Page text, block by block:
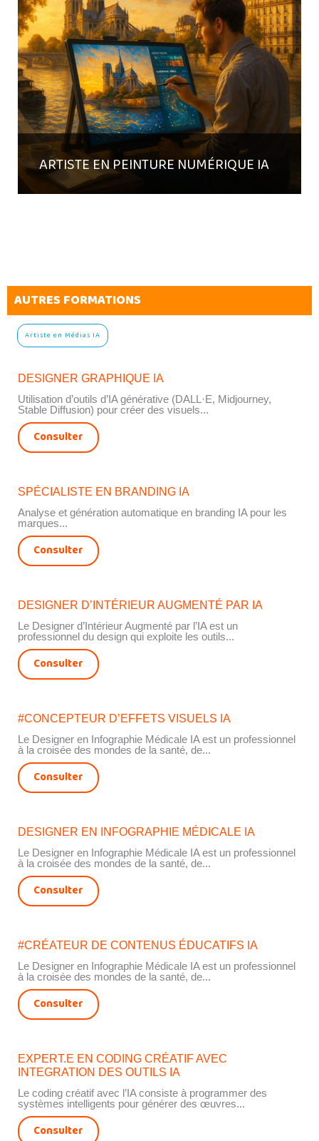
ARTISTE EN PEINTURE NUMÉRIQUE IA
AUTRES FORMATIONS
Artiste en Médias IA
DESIGNER GRAPHIQUE IA
Utilisation d’outils d’IA générative (DALL·E, Midjourney,
Stable Diffusion) pour créer des visuels...
Consulter
SPÉCIALISTE EN BRANDING IA
Analyse et génération automatique en branding IA pour les
marques...
Consulter
DESIGNER D’INTÉRIEUR AUGMENTÉ PAR IA
Le Designer d’Intérieur Augmenté par l’IA est un
professionnel du design qui exploite les outils...
Consulter
#CONCEPTEUR D’EFFETS VISUELS IA
Le Designer en Infographie Médicale IA est un professionnel
à la croisée des mondes de la santé, de...
Consulter
DESIGNER EN INFOGRAPHIE MÉDICALE IA
Le Designer en Infographie Médicale IA est un professionnel
à la croisée des mondes de la santé, de...
Consulter
#CRÉATEUR DE CONTENUS ÉDUCATIFS IA
Le Designer en Infographie Médicale IA est un professionnel
à la croisée des mondes de la santé, de...
Consulter
EXPERT.E EN CODING CRÉATIF AVEC
INTEGRATION DES OUTILS IA
Le coding créatif avec l’IA consiste à programmer des
systèmes intelligents pour générer des œuvres...
Consulter